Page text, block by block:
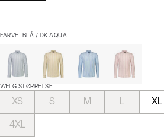
FARVE: BLÅ / DK AQUA
VÆLG STØRRELSE
XS S M L XL
4XL